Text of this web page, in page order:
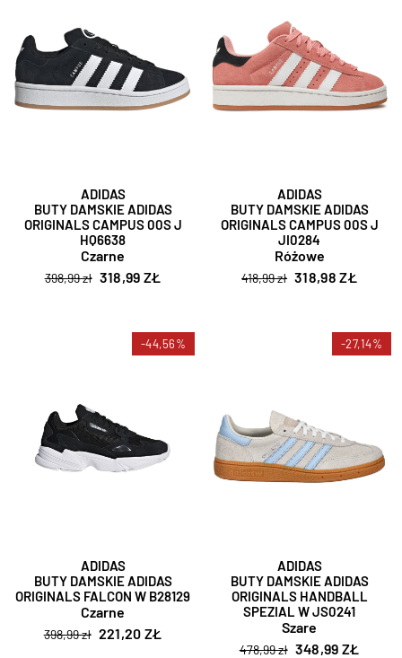
ADIDAS
BUTY DAMSKIE ADIDAS
ORIGINALS CAMPUS 00S J
HQ6638
Czarne
398,99 zł 318,99 ZŁ
ADIDAS
BUTY DAMSKIE ADIDAS
ORIGINALS CAMPUS 00S J
JI0284
Różowe
418,99 zł 318,98 ZŁ
-44,56%
ADIDAS
BUTY DAMSKIE ADIDAS
ORIGINALS FALCON W B28129
Czarne
398,99 zł 221,20 ZŁ
-27,14%
ADIDAS
BUTY DAMSKIE ADIDAS
ORIGINALS HANDBALL
SPEZIAL W JS0241
Szare
478,99 zł 348,99 ZŁ